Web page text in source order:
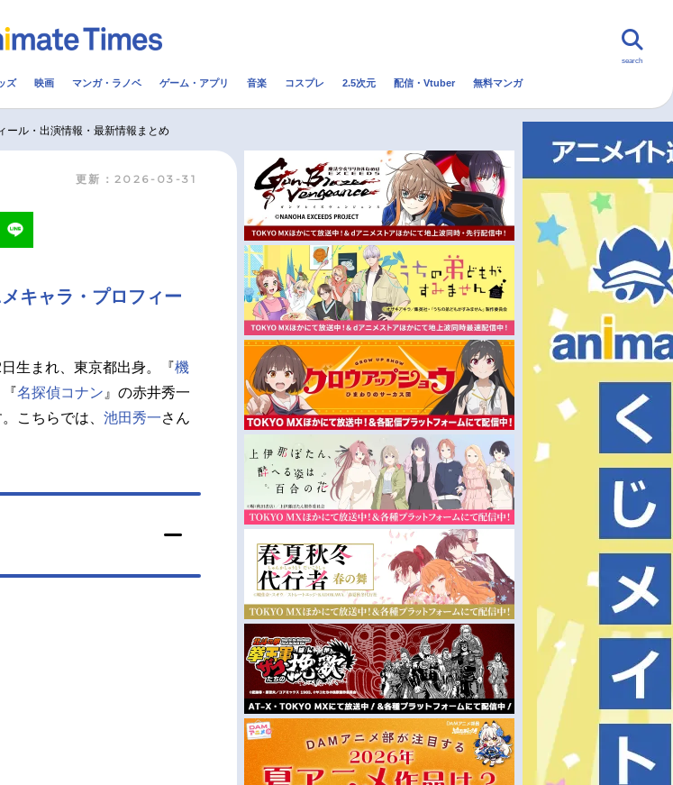
2.5次元 配信・Vtuber トレンド 無料マンガ
一覧
/女性声優一覧
今期アニメ曜日別一覧
夏アニメ
秋アニメ
冬アニメ
search
ズ 映画 マンガ・ラノベ ゲーム・アプリ 音楽 コスプレ 2.5次元 配信・Vtuber 無料マンガ
ール・出演情報・最新情報まとめ
更新：2026-03-31
キャラ・プロフィー
生まれ、東京都出身。『機
名探偵コナン 』の赤井秀一
こちらでは、 池田秀一さん